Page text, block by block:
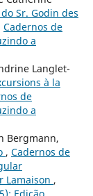
Sr. Godin des
Cadernos de
a
Langlet-
à la
de
a
Bergmann,
, Cadernos de
Lamaison ,